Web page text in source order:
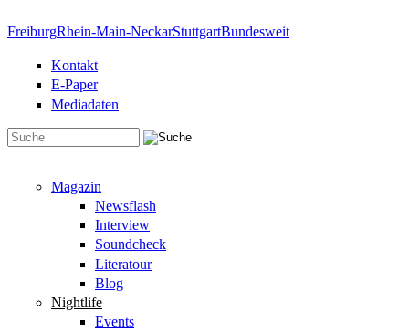
FreiburgRhein-Main-NeckarStuttgartBundesweit
Kontakt
E-Paper
Mediadaten
Magazin
Newsflash
Interview
Soundcheck
Literatour
Blog
Nightlife
Events